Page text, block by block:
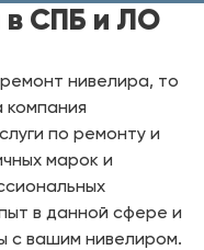
в СПБ и ЛО
нивелира, то
по ремонту и
марок и
в данной сфере и
с вашим нивелиром.